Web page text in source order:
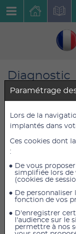
Diagnostic
Stéthoscopes
Perfecto
Réf. :
22,80 € TTC
19,00 € HT
Paramétrage
Lors de la
implantés dans
Ces cookies dont
:
De vous
simplifiée lors de
(cookies de
De
fonction de vos
D'enregistrer
l'audience sur le
permettre à nos